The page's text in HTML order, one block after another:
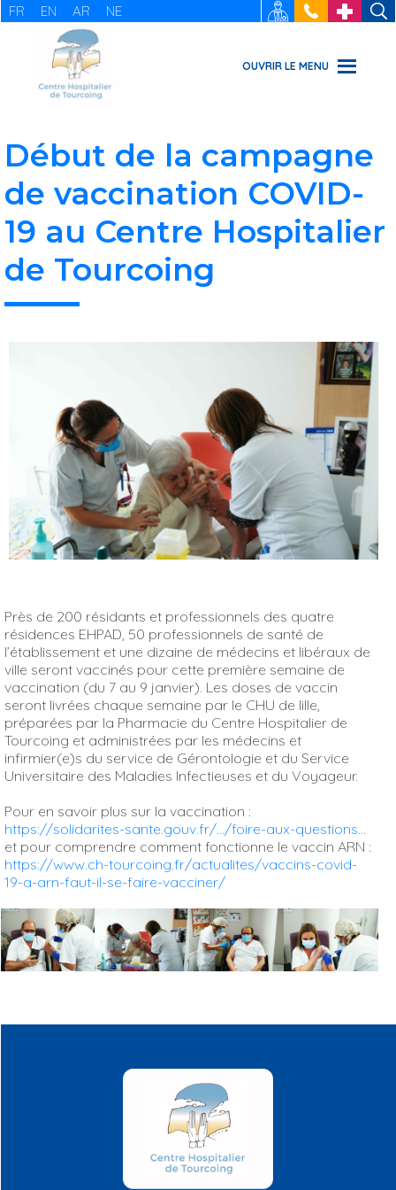
FR EN AR NE RECRUTEMENT
: 03 20 69
49 49
URGENCES
OUVRIR LE MENU
Début de la campagne
de vaccination COVID-
19 au Centre Hospitalier
de Tourcoing
Près de 200 résidants et professionnels des quatre
résidences EHPAD, 50 professionnels de santé de
l’établissement et une dizaine de médecins et libéraux de
ville seront vaccinés pour cette première semaine de
vaccination (du 7 au 9 janvier). Les doses de vaccin
seront livrées chaque semaine par le CHU de lille,
préparées par la Pharmacie du Centre Hospitalier de
Tourcoing et administrées par les médecins et
infirmier(e)s du service de Gérontologie et du Service
Universitaire des Maladies Infectieuses et du Voyageur.
Pour en savoir plus sur la vaccination :
https://solidarites-sante.gouv.fr/…/foire-aux-questions…
et pour comprendre comment fonctionne le vaccin ARN :
https://www.ch-tourcoing.fr/actualites/vaccins-covid-
19-a-arn-faut-il-se-faire-vacciner/